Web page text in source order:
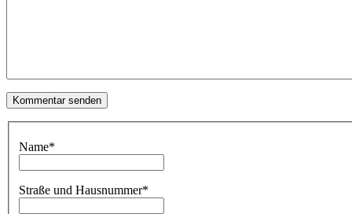
Name*
Straße und Hausnummer*